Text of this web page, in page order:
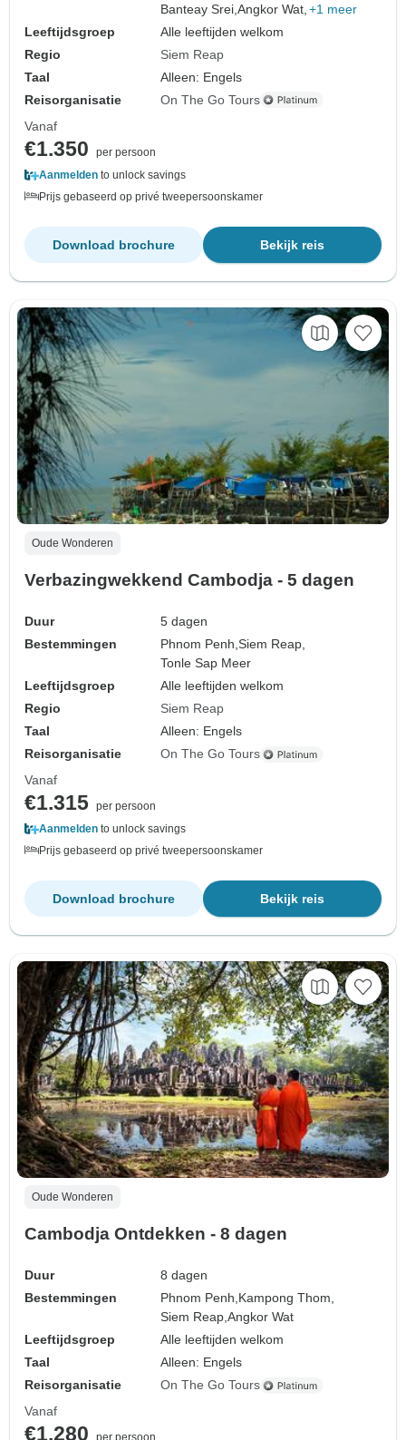
Banteay Srei,Angkor Wat, +1 meer
Leeftijdsgroep
Alle leeftijden welkom
Regio
Siem Reap
Taal
Alleen: Engels
Reisorganisatie
On The Go Tours
Vanaf
€1.350
per persoon
Aanmelden to unlock savings
Prijs gebaseerd op privé tweepersoonskamer
Bekijk reis
Download brochure
Oude Wonderen
Verbazingwekkend Cambodja - 5 dagen
Duur
5 dagen
Bestemmingen
Phnom Penh,Siem Reap,
Tonle Sap Meer
Leeftijdsgroep
Alle leeftijden welkom
Regio
Siem Reap
Taal
Alleen: Engels
Reisorganisatie
On The Go Tours
Vanaf
€1.315 per persoon
Aanmelden to unlock savings
Prijs gebaseerd op privé tweepersoonskamer
Bekijk reis
Download brochure
Oude Wonderen
Cambodja Ontdekken - 8 dagen
Duur
8 dagen
Bestemmingen
Phnom Penh,Kampong Thom,
Siem Reap,Angkor Wat
Leeftijdsgroep
Alle leeftijden welkom
Taal
Alleen: Engels
Reisorganisatie
On The Go Tours
Vanaf
€1.280